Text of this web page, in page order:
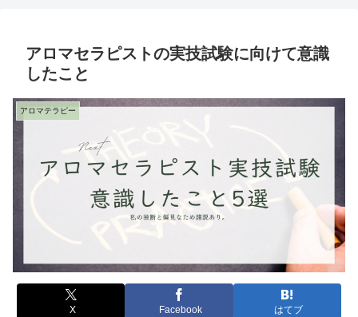
アロマセラピストの実技試験に向けて意識
したこと
アロマテラピー
X Facebook はてブ